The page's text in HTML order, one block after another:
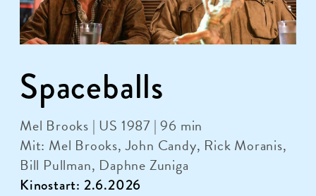
Spaceballs
Mel Brooks | US 1987 | 96 min
Mit: Mel Brooks, John Candy, Rick Moranis,
Bill Pullman, Daphne Zuniga
Kinostart: 2.6.2026